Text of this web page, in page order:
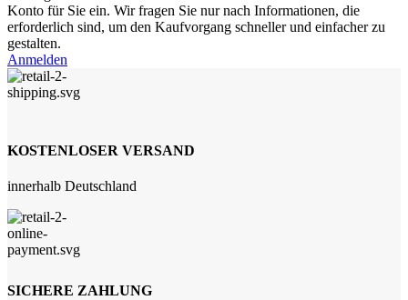
Konto für Sie ein. Wir fragen Sie nur nach Informationen, die
erforderlich sind, um den Kaufvorgang schneller und einfacher zu
gestalten.
Anmelden
KOSTENLOSER VERSAND
innerhalb Deutschland
SICHERE ZAHLUNG